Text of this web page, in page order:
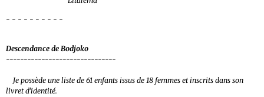
- - - - - - - - - -
Descendance de Bodjoko
-------------------------------
Je possède une liste de 61 enfants issus de 18 femmes et inscrits dans son
livret d’identité.